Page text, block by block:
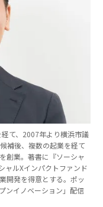
て、2007年より横浜市議
補後、複数の起業を経て
創業。著書に『ソーシャ
ャルXインパクトファンド
開発を得意とする。ポッ
ンイノベーション」配信